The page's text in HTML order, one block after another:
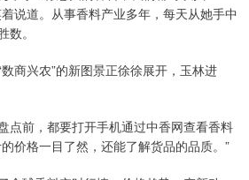
说道。从事香料产业多年，每天从她手中
。
商兴农”的新图景正徐徐展开，玉林进
点前，都要打开手机通过中香网查看香料
价格一目了然，还能了解货品的品质。”